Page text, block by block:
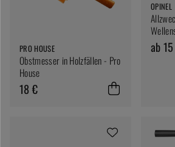
PRO HOUSE
Obstmesser in Holzfällen - Pro
House
18 €
OPINEL
Farben
ab